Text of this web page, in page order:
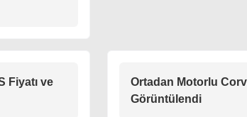
Fiyatı ve
Ortadan Motorlu
Görüntülendi